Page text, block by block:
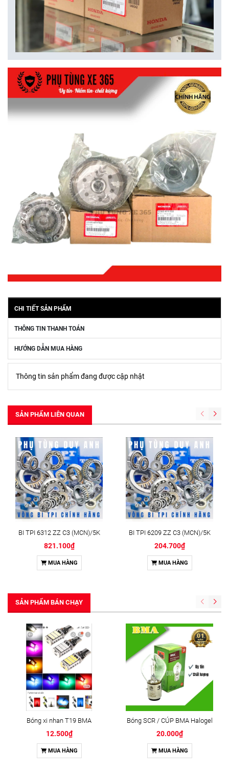
CHI TIẾT SẢN PHẨM
THÔNG TIN THANH TOÁN
HƯỚNG DẪN MUA HÀNG
Thông tin sản phẩm đang được cập nhật
SẢN PHẨM LIÊN QUAN
BI TPI 6312 ZZ C3 (MCN)/5K
821.100₫
MUA HÀNG
BI TPI 6209 ZZ C3 (MCN)/5K
204.700₫
MUA HÀNG
SẢN PHẨM BÁN CHẠY
Bóng xi nhan T19 BMA
12.500₫
MUA HÀNG
Bóng SCR / CÚP BMA Halogel
20.000₫
MUA HÀNG